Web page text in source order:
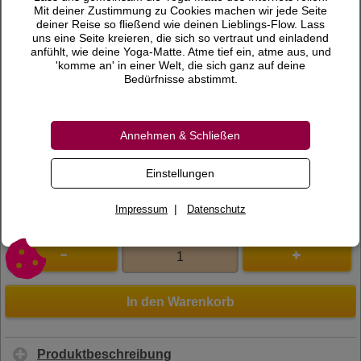
Preis 6,80 €
inkl. 19 % MwSt.
Versandkosten
Bewertungen
0 Bewertungen
Bewertung schreiben
840117
In den Warenkorb
Produktbeschreibung
Mit deiner Zustimmung zu Cookies machen wir jede Seite
deiner Reise so fließend wie deinen Lieblings-Flow. Lass
uns eine Seite kreieren, die sich so vertraut und einladend
anfühlt, wie deine Yoga-Matte. Atme tief ein, atme aus, und
'komme an' in einer Welt, die sich ganz auf deine
Bedürfnisse abstimmt.
Annehmen & Schließen
Einstellungen
Impressum | Datenschutz